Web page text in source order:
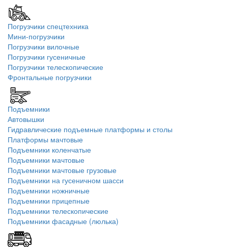
Погрузчики спецтехника
Мини-погрузчики
Погрузчики вилочные
Погрузчики гусеничные
Погрузчики телескопические
Фронтальные погрузчики
Подъемники
Автовышки
Гидравлические подъемные платформы и столы
Платформы мачтовые
Подъемники коленчатые
Подъемники мачтовые
Подъемники мачтовые грузовые
Подъемники на гусеничном шасси
Подъемники ножничные
Подъемники прицепные
Подъемники телескопические
Подъемники фасадные (люлька)